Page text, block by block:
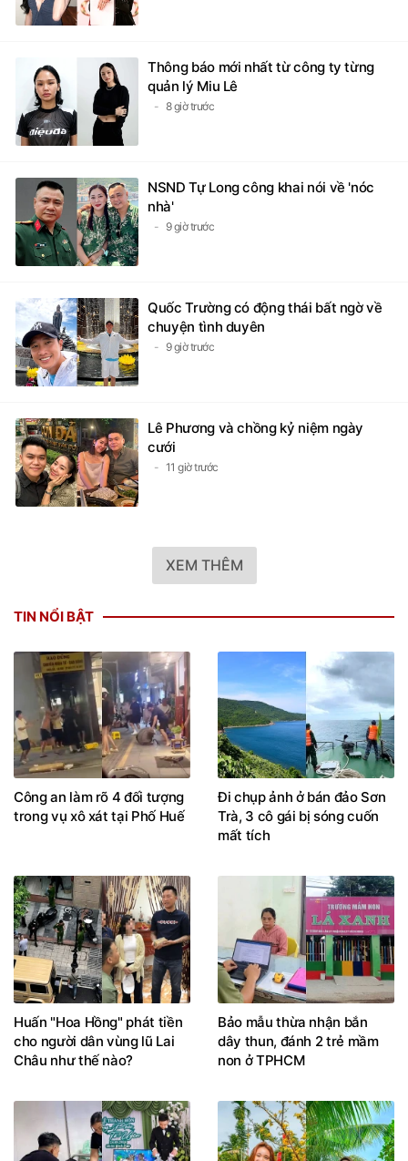
Thông báo mới nhất từ công ty từng
quản lý Miu Lê
8 giờ trước
NSND Tự Long công khai nói về 'nóc
nhà'
9 giờ trước
Quốc Trường có động thái bất ngờ về
chuyện tình duyên
9 giờ trước
Lê Phương và chồng kỷ niệm ngày
cưới
11 giờ trước
XEM THÊM
TIN NỔI BẬT
Công an làm rõ 4 đối tượng
trong vụ xô xát tại Phố Huế
Đi chụp ảnh ở bán đảo Sơn
Trà, 3 cô gái bị sóng cuốn
mất tích
Huấn "Hoa Hồng" phát tiền
cho người dân vùng lũ Lai
Châu như thế nào?
Bảo mẫu thừa nhận bắn
dây thun, đánh 2 trẻ mầm
non ở TPHCM